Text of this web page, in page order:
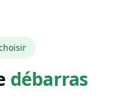
débarras